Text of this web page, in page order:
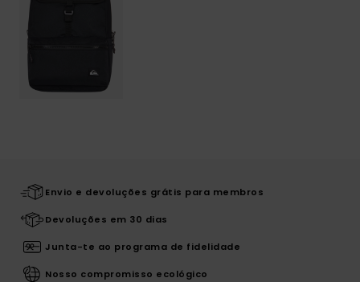
Envio e devoluções grátis para membros
Devoluções em 30 dias
Junta-te ao programa de fidelidade
Nosso compromisso ecológico